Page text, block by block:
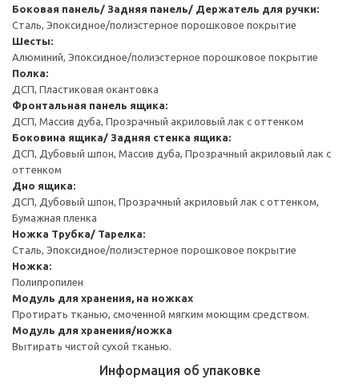
Боковая панель/ Задняя панель/ Держатель для ручки:
Сталь, Эпоксидное/полиэстерное порошковое покрытие
Шесты:
Алюминий, Эпоксидное/полиэстерное порошковое покрытие
Полка:
ДСП, Пластиковая окантовка
Фронтальная панель ящика:
ДСП, Массив дуба, Прозрачный акриловый лак с оттенком
Боковина ящика/ Задняя стенка ящика:
ДСП, Дубовый шпон, Массив дуба, Прозрачный акриловый лак с
оттенком
Дно ящика:
ДСП, Дубовый шпон, Прозрачный акриловый лак с оттенком,
Бумажная пленка
Ножка Трубка/ Тарелка:
Сталь, Эпоксидное/полиэстерное порошковое покрытие
Ножка:
Полипропилен
Модуль для хранения, на ножках
Протирать тканью, смоченной мягким моющим средством.
Модуль для хранения/ножка
Вытирать чистой сухой тканью.
Информация об упаковке